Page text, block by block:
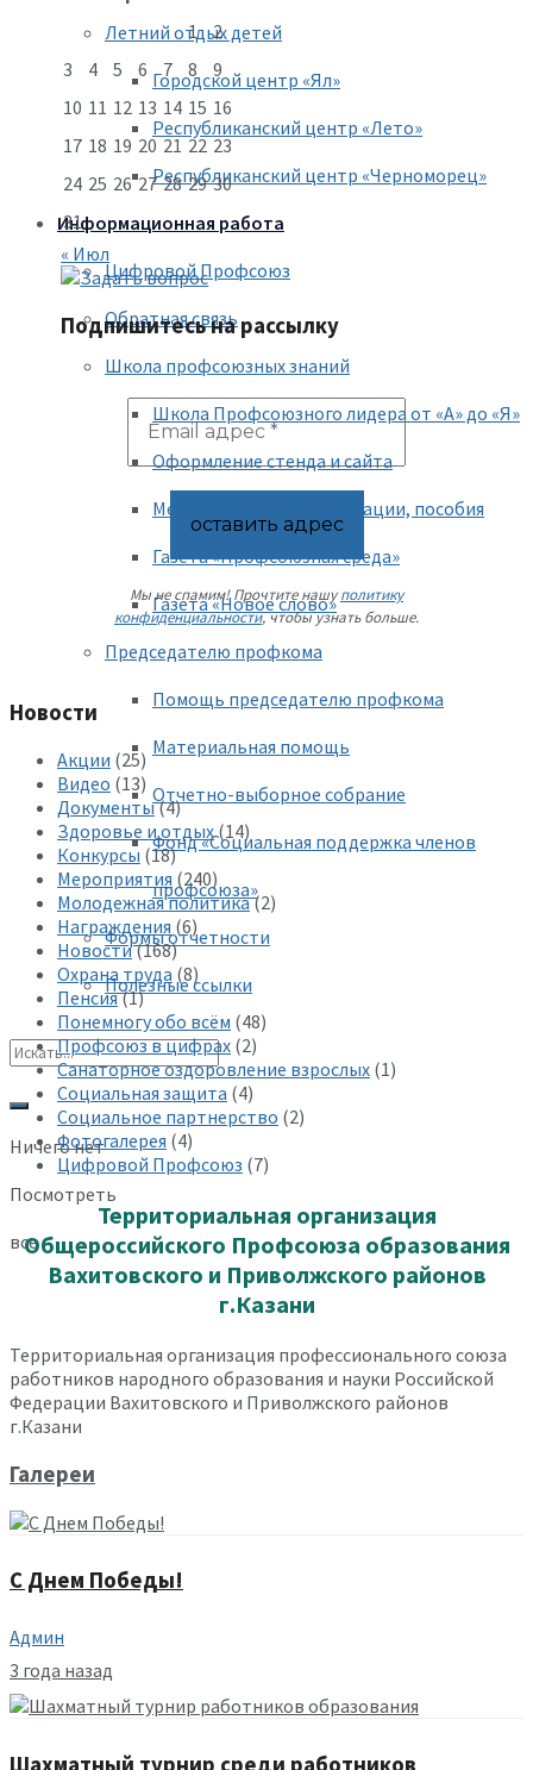
Летний отдых детей
Городской центр «Ял»
Республиканский центр «Лето»
Республиканский центр «Черноморец»
Информационная работа
Цифровой Профсоюз
Обратная связь
Школа профсоюзных знаний
Школа Профсоюзного лидера от «А» до «Я»
Оформление стенда и сайта
Методические рекомендации, пособия
Газета «Профсоюзная среда»
Газета «Новое слово»
Председателю профкома
Помощь председателю профкома
Материальная помощь
Отчетно-выборное собрание
Фонд «Социальная поддержка членов
профсоюза»
Формы отчетности
Полезные ссылки
Ничего нет
Посмотреть
все
1
2
3
4 5 6 7 8
9
10 11 12 13 14 15 16
17 18 19 20 21 22 23
24 25 26 27 28 29 30
31
« Июл
Подпишитесь на рассылку
Мы не спамим! Прочтите нашуполитику
конфиденциальности, чтобы узнать больше.
Новости
Акции (25)
Видео (13)
Документы(4)
Здоровье и отдых(14)
Конкурсы (18)
Мероприятия (240)
Молодежная политика(2)
Награждения (6)
Новости(168)
Охрана труда (8)
Пенсия(1)
Понемногу обо всём (48)
Профсоюз в цифрах (2)
Санаторное оздоровление взрослых (1)
Социальная защита (4)
Социальное партнерство (2)
Фотогалерея (4)
Цифровой Профсоюз (7)
Территориальная организация
Общероссийского Профсоюза образования
Вахитовского и Приволжского районов
г.Казани
Территориальная организация профессионального союза
работников народного образования и науки Российской
Федерации Вахитовского и Приволжского районов
г.Казани
Галереи
С Днем Победы!
Админ
3 года назад
Шахматный турнир среди работников